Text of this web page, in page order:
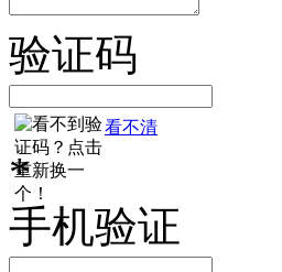
验证码
看不清
*
手机验证